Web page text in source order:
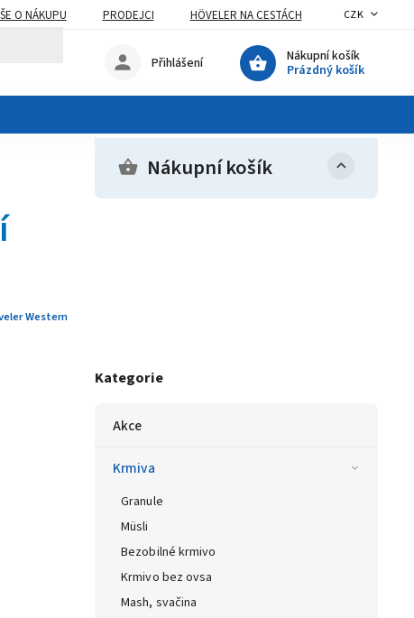
O NÁKUPU PRODEJCI HÖVELER NA CESTÁCH CZK
Nákupní košík
Prázdný košík
Přihlášení
Nákupní košík
Kategorie
Akce
Krmiva
Granule
Müsli
Bezobilné krmivo
Krmivo bez ovsa
Mash, svačina
Western